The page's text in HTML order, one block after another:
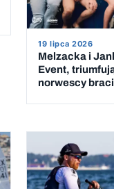
19 lipca 2026
Melzacka i
Event,
norwescy